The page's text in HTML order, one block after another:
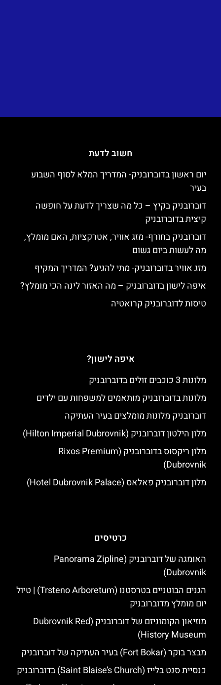
חשוב לדעת
יום ראשון בדוברובניק- המדריך המלא לסוף השבוע
בעיר
דוברובניק בקיץ – כל מה שצריך לדעת על חופשה
קיצית בדוברובניק
דוברובניק בחורף- מזג אוויר, אטרקציות, האם מומלץ,
מה לעשות ביום גשום
מזג אוויר בדוברובניק- מתי להגיע? המדריך המקיף
איפה לישון בדוברובניק – מה האזור לינה הכי מומלץ?
טיסות לדוברובניק קרואטיה
איפה לישון?
מלונות 3 כוכבים זולים בדוברובניק
מלונות בדוברובניק מותאמים למשפחות עם ילדים
דוברובניק מלונות מומלצים בעיר העתיקה
מלון הילטון דוברובניק (Hilton Imperial Dubrovnik)
מלון ריקסוס בדוברובניק (Rixos Premium
Dubrovnik)
מלון דוברובניק פאלאס (Hotel Dubrovnik Palace)
כרטיסים
האומגה של דוברובניק (Panorama Zipline
Dubrovnik)
הגנים הבוטניים בטרסטנו (Trsteno Arboretum) | טיול
יום מומלץ מדוברובניק
מוזיאון הקומוניזם של דוברובניק (Dubrovnik Red
History Museum)
מבצר בוקר (Fort Bokar) בעיר העתיקה של דוברובניק
כנסיית סנט בלייז (Saint Blaise’s Church) בדוברובניק